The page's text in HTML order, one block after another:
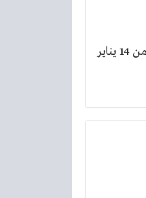
عروض الخبير للسيراميك من 14 يناير